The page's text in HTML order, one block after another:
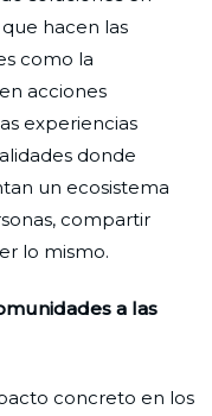
hacen las
como la
acciones
experiencias
donde
un ecosistema
compartir
lo mismo.
a las
concreto en los